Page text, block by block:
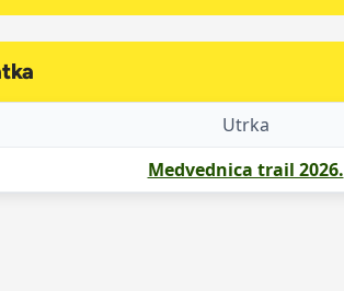
Utrka
Medvednica trail 2026.